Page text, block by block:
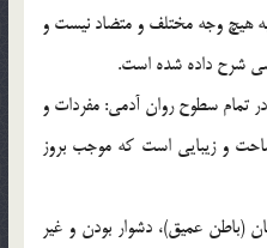
هيچ‌ وجه‌ مختلف‌ و متضاد نيست‌ و
شرح‌ داده‌ شده‌ است‌.
تمام‌ سطوح‌ روان‌ آدمي‌: مفردات‌ و
و زيبايي‌ است‌ كه‌ موجب‌ بروز
(باطن‌ عميق‌)، دشوار بودن‌ و غير